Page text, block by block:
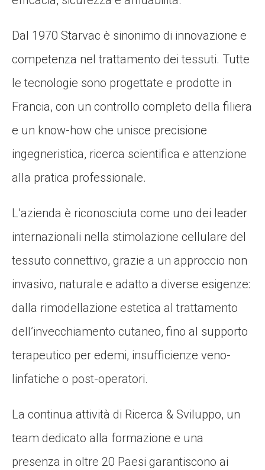
Dal 1970 Starvac è sinonimo di innovazione e
competenza nel trattamento dei tessuti. Tutte
le tecnologie sono progettate e prodotte in
Francia, con un controllo completo della filiera
e un know-how che unisce precisione
ingegneristica, ricerca scientifica e attenzione
alla pratica professionale.
L’azienda è riconosciuta come uno dei leader
internazionali nella stimolazione cellulare del
tessuto connettivo, grazie a un approccio non
invasivo, naturale e adatto a diverse esigenze:
dalla rimodellazione estetica al trattamento
dell’invecchiamento cutaneo, fino al supporto
terapeutico per edemi, insufficienze veno-
linfatiche o post-operatori.
La continua attività di Ricerca & Sviluppo, un
team dedicato alla formazione e una
presenza in oltre 20 Paesi garantiscono ai